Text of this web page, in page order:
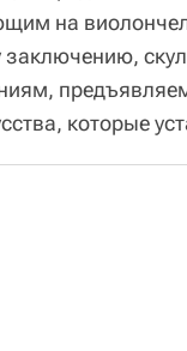
на
заключению,
которые